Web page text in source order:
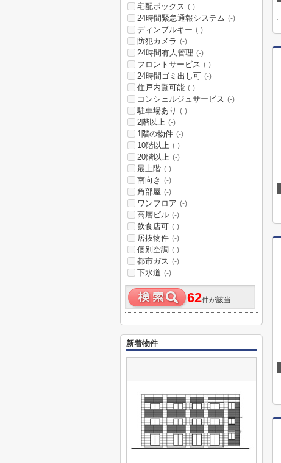
宅配ボックス (-)
24時間緊急通報システム (-)
ディンプルキー (-)
防犯カメラ (-)
24時間有人管理 (-)
フロントサービス (-)
24時間ゴミ出し可 (-)
住戸内覧可能 (-)
コンシェルジュサービス (-)
駐車場あり (-)
2階以上 (-)
1階の物件 (-)
10階以上 (-)
20階以上 (-)
最上階 (-)
南向き (-)
角部屋 (-)
ワンフロア (-)
高層ビル (-)
飲食店可 (-)
居抜物件 (-)
個別空調 (-)
都市ガス (-)
下水道 (-)
62件が該当
新着物件